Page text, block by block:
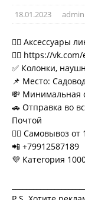
18.01.2023 admin
💁‍♂ Аксессуары
👉🏻 https://
✅ Колонки,
📌 Место:
💸 Минимальная
🚗 Отправка во
Почтой
🚶‍♀ Самовывоз от
📲 +79912587189
💜 Категория